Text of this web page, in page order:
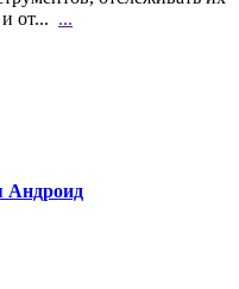
от... ...
Андроид